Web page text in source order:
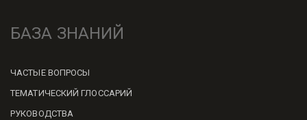
БАЗА ЗНАНИЙ
ЧАСТЫЕ ВОПРОСЫ
ТЕМАТИЧЕСКИЙ ГЛОССАРИЙ
РУКОВОДСТВА